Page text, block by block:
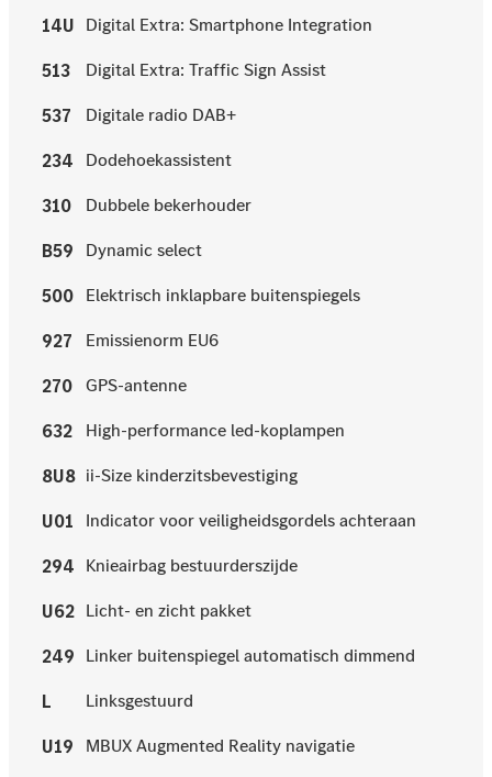
14U Digital Extra: Smartphone Integration
513 Digital Extra: Traffic Sign Assist
537 Digitale radio DAB+
234 Dodehoekassistent
310 Dubbele bekerhouder
B59 Dynamic select
500 Elektrisch inklapbare buitenspiegels
927 Emissienorm EU6
270 GPS-antenne
632 High-performance led-koplampen
8U8 ii-Size kinderzitsbevestiging
U01 Indicator voor veiligheidsgordels achteraan
294 Knieairbag bestuurderszijde
U62 Licht- en zicht pakket
249 Linker buitenspiegel automatisch dimmend
L Linksgestuurd
U19 MBUX Augmented Reality navigatie